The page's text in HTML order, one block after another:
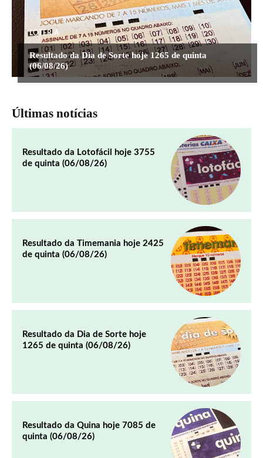
LOTERIA
Resultado da Dia de Sorte hoje 1265 de quinta
(06/08/26)
Últimas notícias
Resultado da Lotofácil hoje 3755
de quinta (06/08/26)
Resultado da Timemania hoje 2425
de quinta (06/08/26)
Resultado da Dia de Sorte hoje
1265 de quinta (06/08/26)
Resultado da Quina hoje 7085 de
quinta (06/08/26)